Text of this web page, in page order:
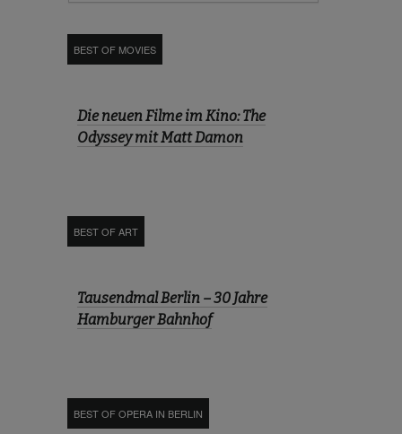
BEST OF MOVIES
Die neuen Filme im Kino: The
Odyssey mit Matt Damon
BEST OF ART
Tausendmal Berlin – 30 Jahre
Hamburger Bahnhof
BEST OF OPERA IN BERLIN